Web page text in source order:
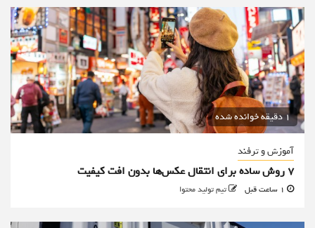
1 دقیقه خوانده شده
آموزش و ترفند
۷ روش ساده برای انتقال عکس‌ها بدون افت کیفیت
تیم تولید محتوا